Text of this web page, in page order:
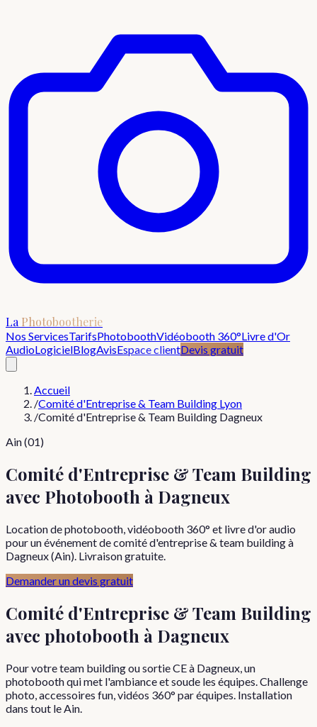
La Photobootherie
Nos ServicesTarifsPhotoboothVidéobooth 360°Livre d'Or
AudioLogicielBlogAvisEspace clientDevis gratuit
Accueil
/Comité d'Entreprise & Team Building Lyon
/Comité d'Entreprise & Team Building Dagneux
Ain (01)
Comité d'Entreprise & Team Building
avec Photobooth à Dagneux
Location de photobooth, vidéobooth 360° et livre d'or audio
pour un événement de comité d'entreprise & team building à
Dagneux (Ain). Livraison gratuite.
Demander un devis gratuit
Comité d'Entreprise & Team Building
avec photobooth à Dagneux
Pour votre team building ou sortie CE à Dagneux, un
photobooth qui met l'ambiance et soude les équipes. Challenge
photo, accessoires fun, vidéos 360° par équipes. Installation
dans tout le Ain.